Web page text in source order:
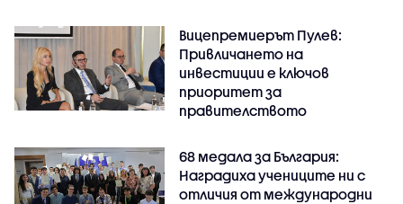
Вицепремиерът Пулев:
Привличането на
инвестиции е ключов
приоритет за
правителството
68 медала за България:
Наградиха учениците ни с
отличия от международни